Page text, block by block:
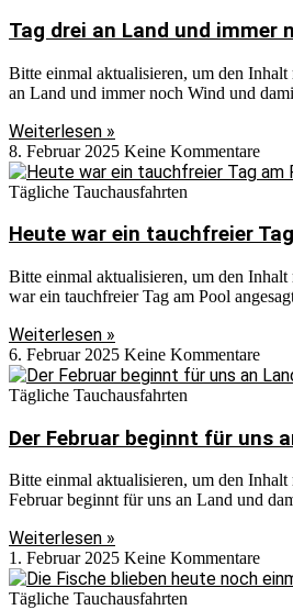
Tag drei an Land und immer
Bitte einmal aktualisieren, um den
an Land und immer noch Wind und
Weiterlesen »
8. Februar 2025 Keine Kommentare
Tägliche Tauchausfahrten
Heute war ein tauchfreier
Bitte einmal aktualisieren, um den
war ein tauchfreier Tag am Pool
Weiterlesen »
6. Februar 2025 Keine Kommentare
Tägliche Tauchausfahrten
Der Februar beginnt für uns
Bitte einmal aktualisieren, um den
Februar beginnt für uns an Land und
Weiterlesen »
1. Februar 2025 Keine Kommentare
Tägliche Tauchausfahrten